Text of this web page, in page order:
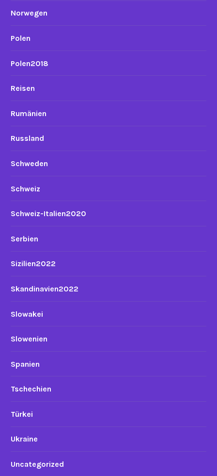
Norwegen
Polen
Polen2018
Reisen
Rumänien
Russland
Schweden
Schweiz
Schweiz-Italien2020
Serbien
Sizilien2022
Skandinavien2022
Slowakei
Slowenien
Spanien
Tschechien
Türkei
Ukraine
Uncategorized